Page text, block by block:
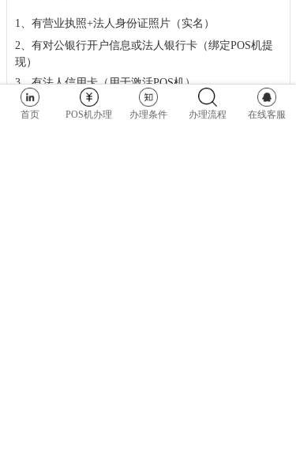
1、有营业执照+法人身份证照片（实名）
2、有对公银行开户信息或法人银行卡（绑定POS机提
现）
3、有法人信用卡（用于激活POS机）
4、4张照片：门头照、收银台照、店内照、合照
首页 POS机办理 办理条件 办理流程 在线客服